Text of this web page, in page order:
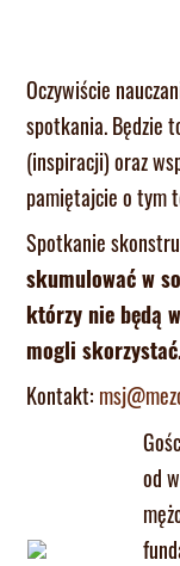
Oczywiście
spotkania. Będzie
(inspiracji) oraz
pamiętajcie o tym
Spotkanie
skumulować w
którzy nie będą
mogli
Kontakt:
od